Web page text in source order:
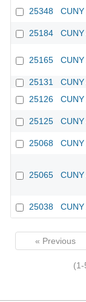
25348
25184
25165
25131
25126
25125
25068
25065
25038
« Previous
(1-